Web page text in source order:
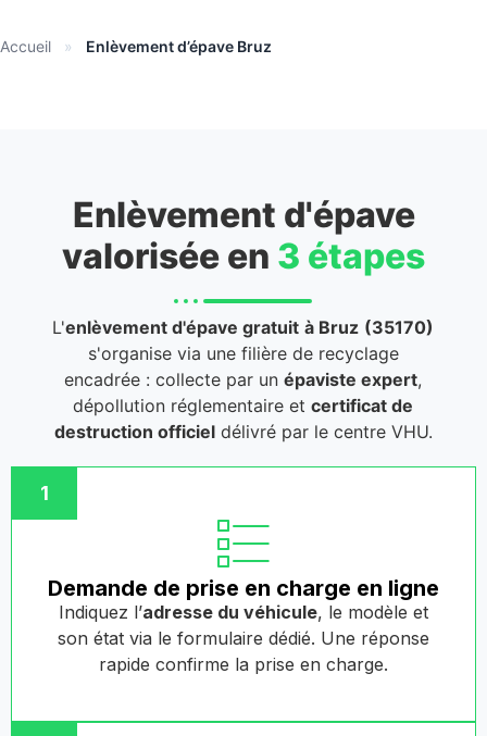
Accueil » Enlèvement d’épave Bruz
Enlèvement d'épave
valorisée en 3 étapes
L'enlèvement d'épave gratuit à Bruz (35170)
s'organise via une filière de recyclage
encadrée : collecte par unépaviste expert,
dépollution réglementaire etcertificat de
destruction officieldélivré par le centre VHU.
1
Demande de prise en charge en ligne
Indiquez l’adresse du véhicule, le modèle et
son état via le formulaire dédié. Une réponse
rapide confirme la prise en charge.